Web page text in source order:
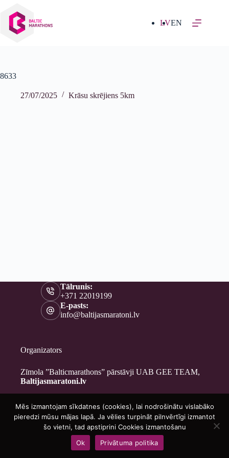
saturu
LVEN
8633
27/07/2025 Krāsu skrējiens 5km
Tālrunis:
+371 22019199
E-pasts:
info@baltijasmaratoni.lv
Organizators
Zīmola ”Balticmarathons” pārstāvji UAB GEE TEAM,
Baltijasmaratoni.lv
Kontakti
Par mums
Brīvprātīgajiem
Privātuma politika
Copyright © 2026 - Baltijasmaratoni.lv
Mēs izmantojam sīkdatnes (cookies), lai nodrošinātu vislabāko
pieredzi mūsu mājas lapā. Ja vēlies turpināt pilnvērtīgi izmantot
šo vietni, tad apstiprini Cookies izmantošanu
Ok
Privātuma politika